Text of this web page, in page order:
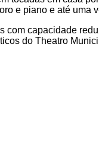
e piano e até uma
capacidade
do Theatro